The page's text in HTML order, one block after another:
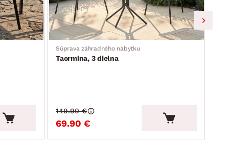
Súprava záhradného nábytku
Taormina, 3 dielna
69.90 €
149.90 €